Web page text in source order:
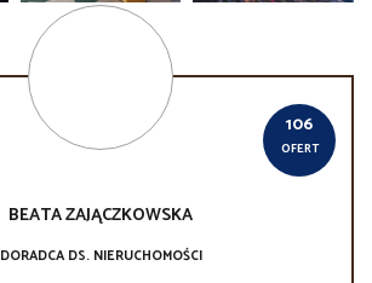
106
OFERT
BEATAZAJĄCZKOWSKA
DORADCA DS. NIERUCHOMOŚCI